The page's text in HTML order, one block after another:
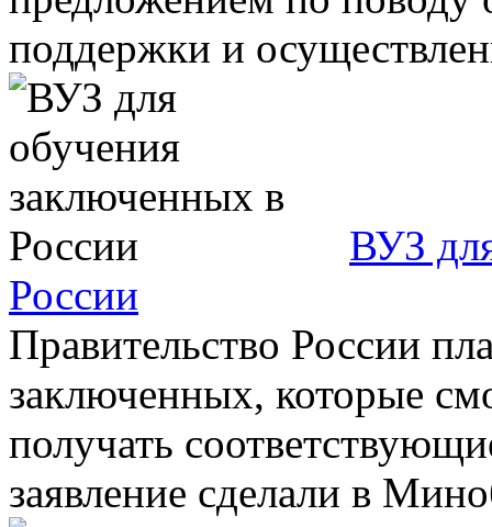
поддержки и
ВУЗ
России
Правительство России
заключенных, которые
получать
заявление сделали в